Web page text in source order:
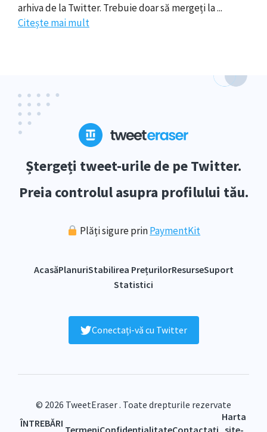
arhiva de la Twitter. Trebuie doar să mergeți la ...
Citește mai mult
Ștergeți tweet-urile de pe Twitter.
Preia controlul asupra profilului tău.
Plăți sigure prinPaymentKit
AcasăPlanuriStabilirea PrețurilorResurseSuport
Statistici
Conectați-vă cu Twitter
© 2026 TweetEraser . Toate drepturile rezervate
ÎNTREBĂRI
Harta